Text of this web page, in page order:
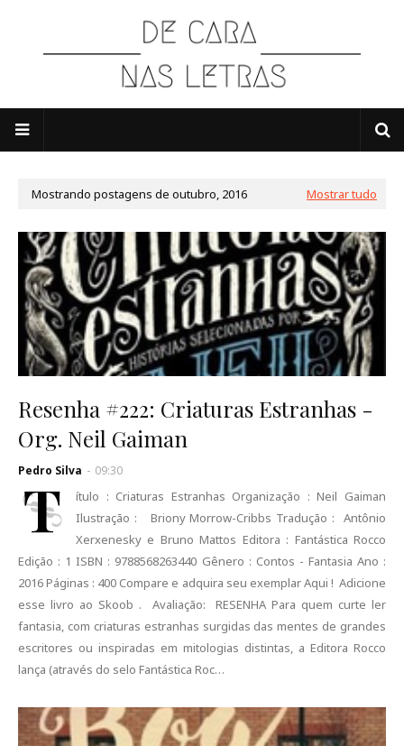
Mostrando postagens de outubro, 2016 Mostrar tudo
Resenha #222: Criaturas Estranhas -
Org. Neil Gaiman
Pedro Silva - 09:30
T
ítulo : Criaturas Estranhas Organização : Neil Gaiman
Ilustração : Briony Morrow-Cribbs Tradução : Antônio
Xerxenesky e Bruno Mattos Editora : Fantástica Rocco
Edição : 1 ISBN : 9788568263440 Gênero : Contos - Fantasia Ano :
2016 Páginas : 400 Compare e adquira seu exemplar Aqui ! Adicione
esse livro ao Skoob . Avaliação: RESENHA Para quem curte ler
fantasia, com criaturas estranhas surgidas das mentes de grandes
escritores ou inspiradas em mitologias distintas, a Editora Rocco
lança (através do selo Fantástica Roc…